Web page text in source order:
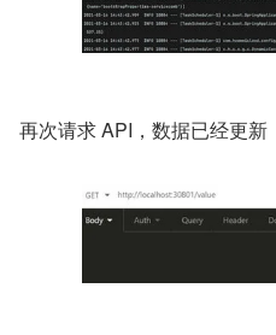
再次请求 API，数据已经更新